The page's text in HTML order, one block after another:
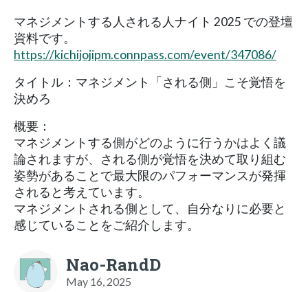
マネジメントする人される人ナイト 2025 での登壇
資料です。
https://kichijojipm.connpass.com/event/347086/
タイトル：マネジメント「される側」こそ覚悟を
決めろ
概要：
マネジメントする側がどのように行うかはよく議
論されますが、される側が覚悟を決めて取り組む
姿勢があることで最大限のパフォーマンスが発揮
されると考えています。
マネジメントされる側として、自分なりに必要と
感じていることをご紹介します。
Nao-RandD
May 16, 2025